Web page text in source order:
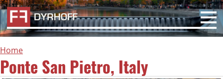
Home
Ponte San Pietro, Italy